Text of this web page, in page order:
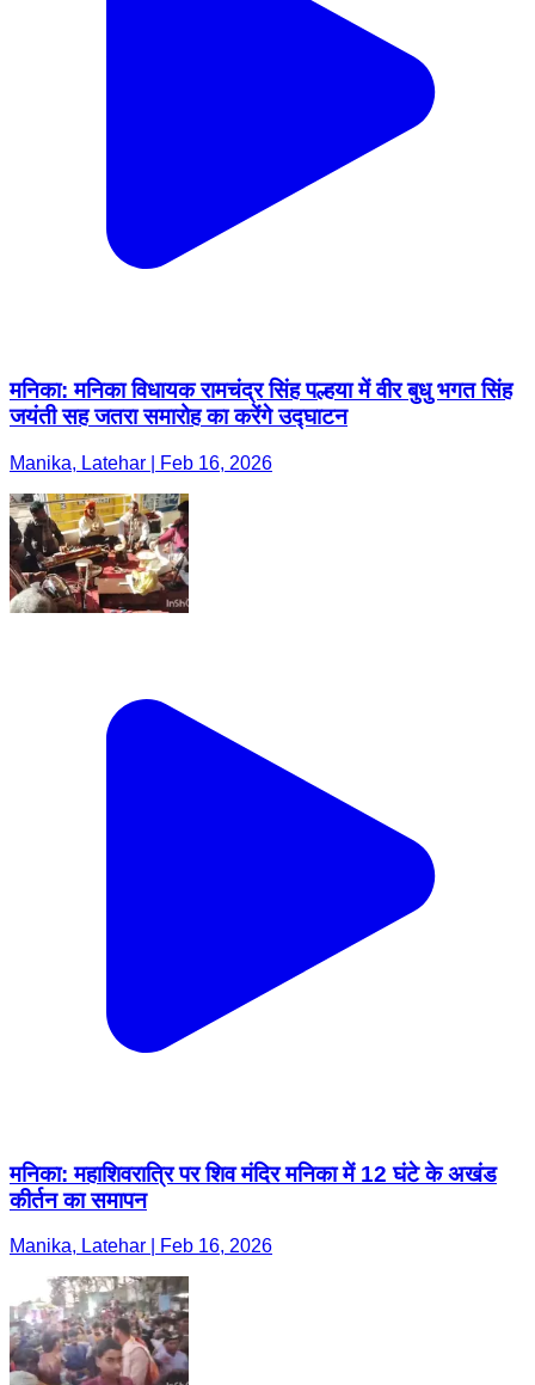
मनिका: मनिका विधायक रामचंद्र सिंह पल्हया में वीर बुधु भगत सिंह
जयंती सह जतरा समारोह का करेंगे उद्घाटन
Manika, Latehar | Feb 16, 2026
मनिका: महाशिवरात्रि पर शिव मंदिर मनिका में 12 घंटे के अखंड
कीर्तन का समापन
Manika, Latehar | Feb 16, 2026